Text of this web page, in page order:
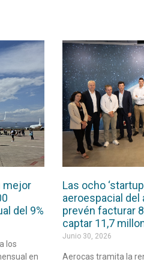
mejor
del 9%
los
en
Las ocho
aeroespacial del
prevén facturar
captar 11,7
Junio 30, 2026
Aerocas tramita la